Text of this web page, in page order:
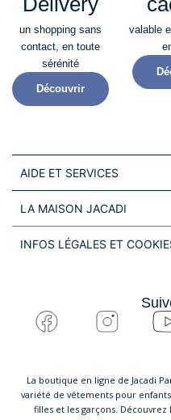
un shopping sans
contact, en toute
sérénité​
Découvrir
valable
AIDE ET SERVICES
LA MAISON JACADI
INFOS LÉGALES ET
La boutique en ligne de Jacadi
variété de vêtements pour
filles et les garçons.